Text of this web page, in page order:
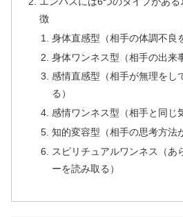
徴
身体直感型（相手の体調不良
身体ワンネス型（相手の出来
感情直感型（相手が無理をし
る）
感情ワンネス型（相手と同じ
知的変容型（相手の思考方法
スピリチュアルワンネス（あ
ーを読み取る）